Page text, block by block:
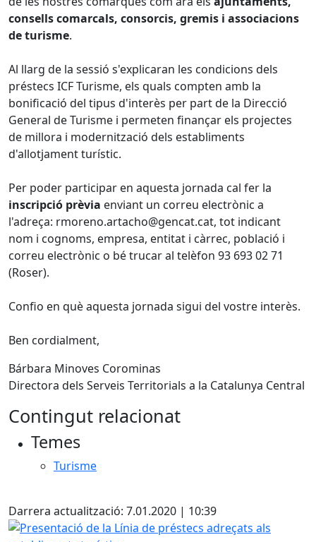
consells comarcals, consorcis, gremis i associacions
de turisme.
Al llarg de la sessió s'explicaran les condicions dels
préstecs ICF Turisme, els quals compten amb la
bonificació del tipus d'interès per part de la Direcció
General de Turisme i permeten finançar els projectes
de millora i modernització dels establiments
d'allotjament turístic.
Per poder participar en aquesta jornada cal fer la
inscripció prèvia enviant un correu electrònic a
l'adreça: rmoreno.artacho@gencat.cat, tot indicant
nom i cognoms, empresa, entitat i càrrec, població i
correu electrònic o bé trucar al telèfon 93 693 02 71
(Roser).
Confio en què aquesta jornada sigui del vostre interès.
Ben cordialment,
Bárbara Minoves Corominas
Directora dels Serveis Territorials a la Catalunya Central
Contingut relacionat
Temes
Turisme
Darrera actualització: 7.01.2020 | 10:39
Presentació de la Línia de préstecs adreçats als